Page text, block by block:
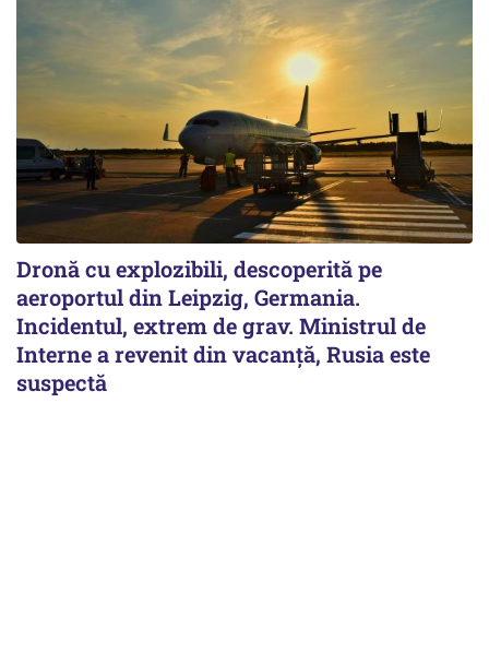
Dronă cu explozibili, descoperită pe
aeroportul din Leipzig, Germania.
Incidentul, extrem de grav. Ministrul de
Interne a revenit din vacanță, Rusia este
suspectă